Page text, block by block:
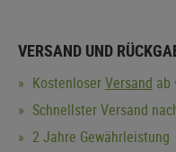
VERSAND UND
KostenloserVersand ab
Schnellster Versand
2 Jahre Gewährleistung